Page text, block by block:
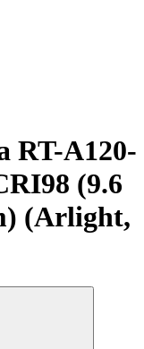
RT-A120-
(9.6
(Arlight,